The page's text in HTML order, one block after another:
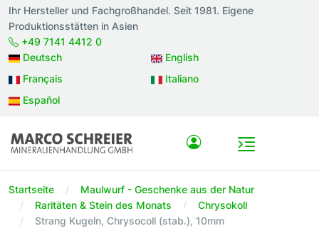
Ihr Hersteller und Fachgroßhandel. Seit 1981. Eigene
Produktionsstätten in Asien
+49 7141 4412 0
Deutsch
English
Français
Italiano
Español
Startseite
Maulwurf - Geschenke aus der Natur
Raritäten & Stein des Monats
Chrysokoll
Strang Kugeln, Chrysocoll (stab.), 10mm